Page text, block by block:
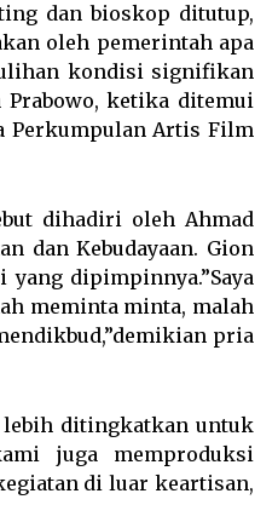
dan bioskop ditutup,
oleh pemerintah apa
kondisi signifikan
Prabowo, ketika ditemui
Perkumpulan Artis Film
dihadiri oleh Ahmad
dan Kebudayaan. Gion
dipimpinnya.”Saya
meminta minta, malah
pria
lebih ditingkatkan untuk
juga memproduksi
di luar keartisan,